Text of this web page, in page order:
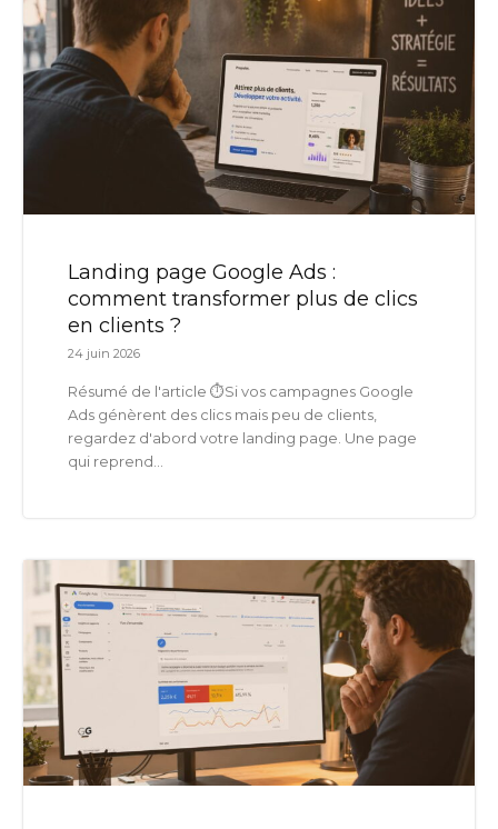
Landing page Google Ads :
comment transformer plus de clics
en clients ?
24 juin 2026
Résumé de l'article ⏱️Si vos campagnes Google
Ads génèrent des clics mais peu de clients,
regardez d'abord votre landing page. Une page
qui reprend...